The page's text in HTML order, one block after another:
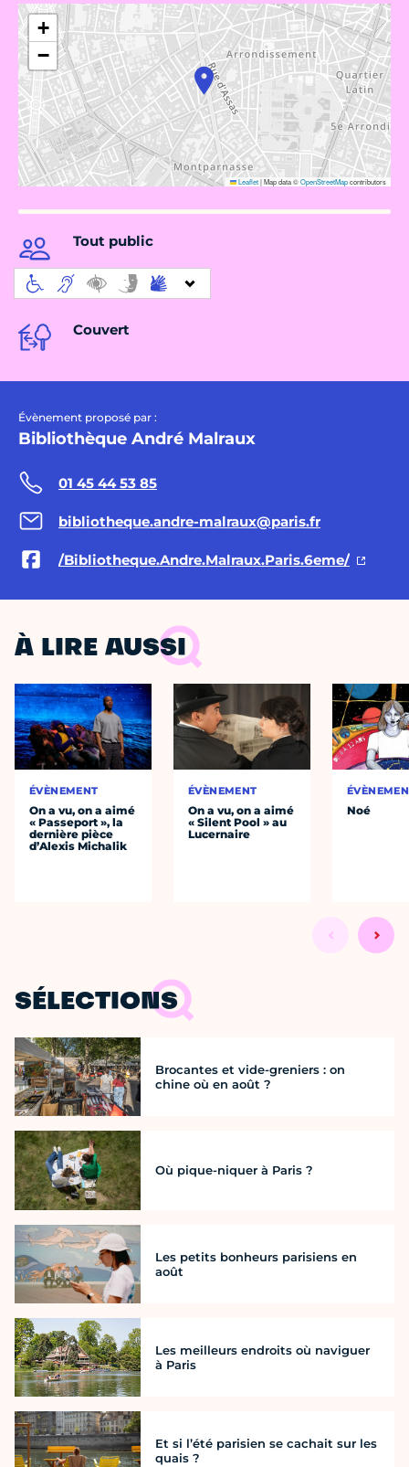
+
−
Leaflet|Map data ©OpenStreetMapcontributors
Tout public
Couvert
Évènement proposé par :
Bibliothèque André Malraux
01 45 44 53 85
bibliotheque.andre-malraux@paris.fr
/Bibliotheque.Andre.Malraux.Paris.6eme/
À LIRE AUSSI
ÉVÈNEMENT
On a vu, on a aimé
« Passeport », la
dernière pièce
d’Alexis Michalik
ÉVÈNEMENT
On a vu, on a aimé
« Silent Pool » au
Lucernaire
Noé
SÉLECTIONS
Brocantes et vide-greniers : on
chine où en août ?
Où pique-niquer à Paris ?
Les petits bonheurs parisiens en
août
Les meilleurs endroits où naviguer
à Paris
Et si l’été parisien se cachait sur les
quais ?